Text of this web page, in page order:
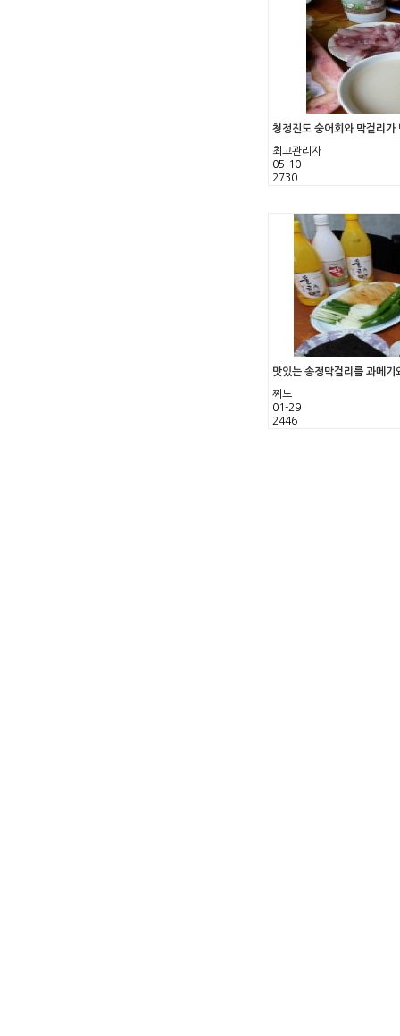
청정진도 숭어회와 막걸리
최고관리자
05-10
2730
맛있는 송정막걸리를 과메
찌노
01-29
2446